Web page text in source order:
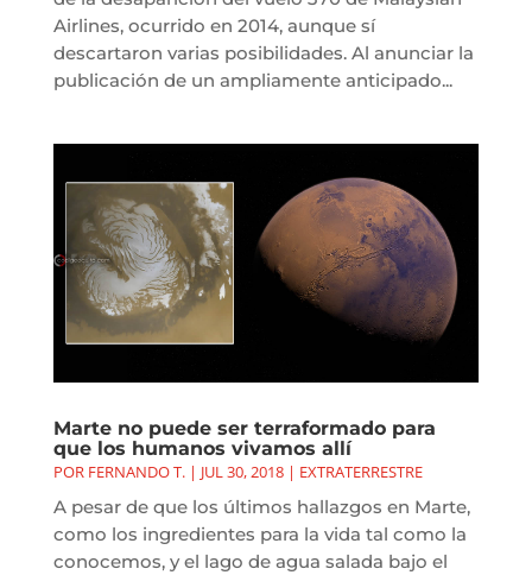
Airlines, ocurrido en 2014, aunque sí
descartaron varias posibilidades. Al anunciar la
publicación de un ampliamente anticipado...
Marte no puede ser terraformado para
que los humanos vivamos allí
POR FERNANDO T.| JUL 30, 2018| EXTRATERRESTRE
A pesar de que los últimos hallazgos en Marte,
como los ingredientes para la vida tal como la
conocemos, y el lago de agua salada bajo el